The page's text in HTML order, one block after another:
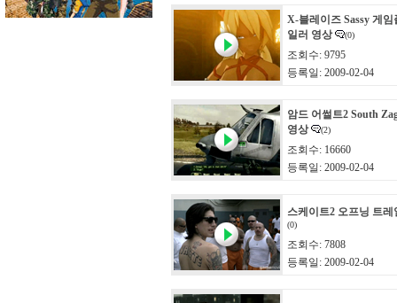
X-블레이즈 Sassy 게
일러 영상
(0)
조회수: 9795
등록일: 2009-02-04
암드 어썰트2 South
영상
(2)
조회수: 16660
등록일: 2009-02-04
스케이트2 오프닝 트레
(0)
조회수: 7808
등록일: 2009-02-04